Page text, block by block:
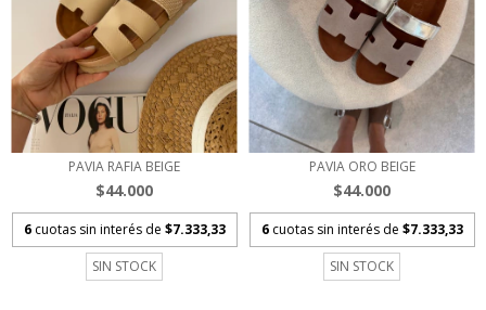
PAVIA RAFIA BEIGE
$44.000
6 cuotas sin interés de $7.333,33
SIN STOCK
PAVIA ORO BEIGE
$44.000
6 cuotas sin interés de $7.333,33
SIN STOCK